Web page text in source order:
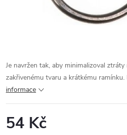
Je navržen tak, aby minimalizoval
zakřivenému tvaru a krátkému
informace
54 Kč